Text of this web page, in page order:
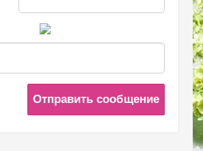
Отправить сообщение